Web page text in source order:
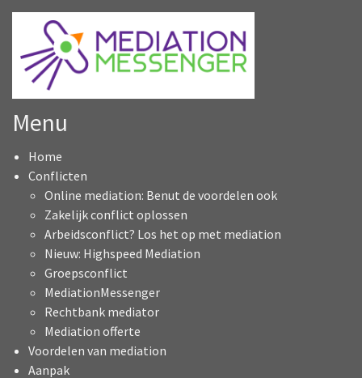
Menu
Home
Conflicten
Online mediation: Benut de voordelen ook
Zakelijk conflict oplossen
Arbeidsconflict? Los het op met mediation
Nieuw: Highspeed Mediation
Groepsconflict
MediationMessenger
Rechtbank mediator
Mediation offerte
Voordelen van mediation
Aanpak